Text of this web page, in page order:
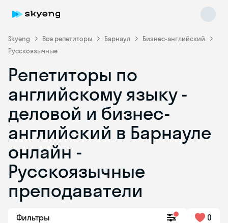
Skyeng Все репетиторы Барнаул
Бизнес-английский
Русскоязычные
Репетиторы по
английскому языку -
деловой и бизнес-
английский в Барнауле
онлайн -
Русскоязычные
преподаватели
Фильтры 0
Skyeng Chat